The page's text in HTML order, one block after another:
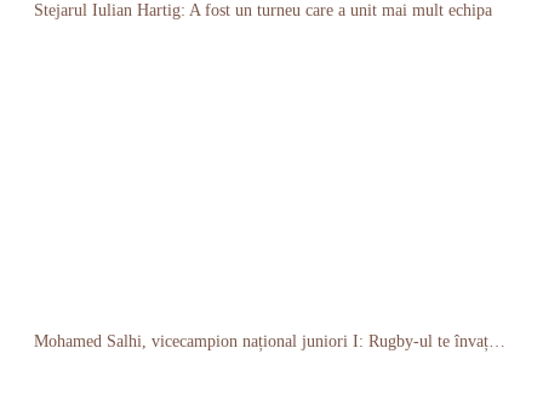
Stejarul Iulian Hartig: A fost un turneu care a unit mai mult echipa